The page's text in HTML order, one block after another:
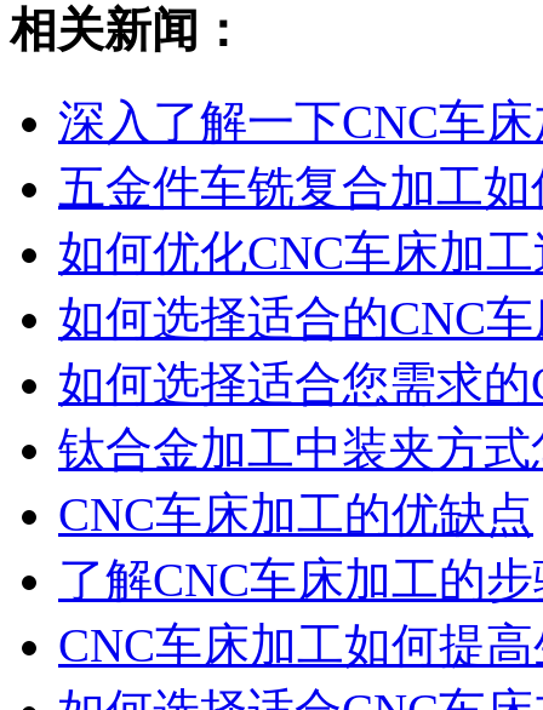
相关新闻：
深入了解一下CNC车
五金件车铣复合加工
如何优化CNC车床加
如何选择适合的CNC
如何选择适合您需求
钛合金加工中装夹方
CNC车床加工的优缺点
了解CNC车床加工的
CNC车床加工如何提